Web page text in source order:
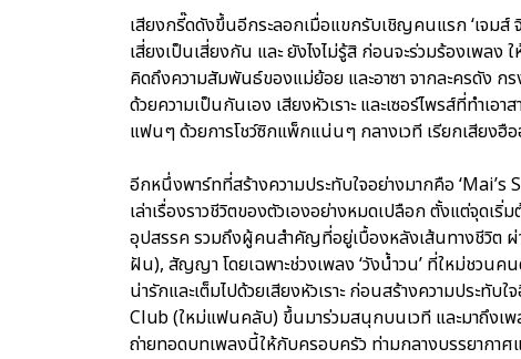
เสียงกรี๊ดดังขึ้นอีกระลอกเมื่อแขกรับเชิญคนแรก ‘เจม
เสี่ยงเป็นเสี่ยงกัน และ ยังไงไม่รู้สิ ก่อนจะร่วมร้องเพล
คิดถึงความสัมพันธ์ของแม่ย้อย และอาซา จากละครดัง
ด้วยความเป็นกันเอง เสียงหัวเราะ และเซอร์ไพรส์ที่ทำเ
แฟนๆ ด้วยการโชว์ซิกแพ็กแน่นๆ กลางเวที เรียกเสียงฮื
อีกหนึ่งพาร์ทที่สร้างความประทับใจอย่างมากคือ ‘Mai’s
เล่าเรื่องราวชีวิตของตัวเองอย่างหมดเปลือก ตั้งแต่จุดเ
อุปสรรค รวมถึงผู้คนสำคัญที่อยู่เบื้องหลังเส้นทางชีวิต
ฝัน), สัญญา โดยเฉพาะช่วงเพลง ‘วังน้ำวน’ ที่ใหม่ชวน
น่ารักและเต็มไปด้วยเสียงหัวเราะ ก่อนสร้างความประทั
Club (ใหม่แฟนคลับ) ขึ้นมาร่วมสนุกบนเวที และมาถึงเพ
ถ่ายทอดบทเพลงนี้ให้กับครอบครัว ท่ามกลางบรรยาก